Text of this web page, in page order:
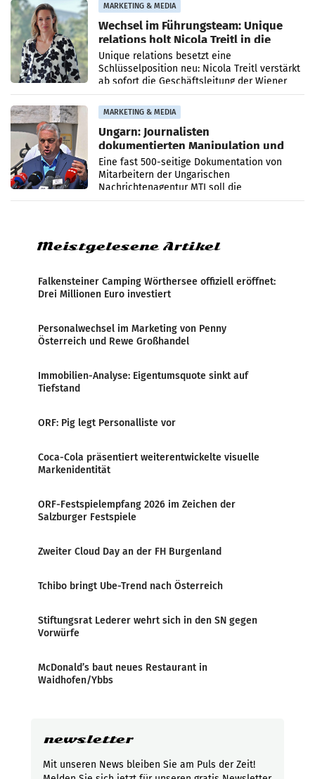
MARKETING & MEDIA
Wechsel im Führungsteam: Unique
relations holt Nicola Treitl in die
Geschäftsleitung
Unique relations besetzt eine
Schlüsselposition neu: Nicola Treitl verstärkt
ab sofort die Geschäftsleitung der Wiener
PR-Agentur an der Seite von Josef Kalina und
Anna Kalina-Mahr.
MARKETING & MEDIA
Ungarn: Journalisten
dokumentierten Manipulation und
Zensur
Eine fast 500-seitige Dokumentation von
Mitarbeitern der Ungarischen
Nachrichtenagentur MTI soll die
systematische Nachrichten-Manipulation und
Meistgelesene Artikel
Falkensteiner Camping Wörthersee offiziell eröffnet:
Drei Millionen Euro investiert
Personalwechsel im Marketing von Penny
Österreich und Rewe Großhandel
Immobilien-Analyse: Eigentumsquote sinkt auf
Tiefstand
ORF: Pig legt Personalliste vor
Coca-Cola präsentiert weiterentwickelte visuelle
Markenidentität
ORF-Festspielempfang 2026 im Zeichen der
Salzburger Festspiele
Zweiter Cloud Day an der FH Burgenland
Tchibo bringt Ube-Trend nach Österreich
Stiftungsrat Lederer wehrt sich in den SN gegen
Vorwürfe
McDonald’s baut neues Restaurant in
Waidhofen/Ybbs
newsletter
Mit unseren News bleiben Sie am Puls der Zeit!